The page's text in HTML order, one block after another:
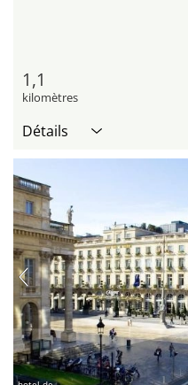
1,1
kilomètres
Détails